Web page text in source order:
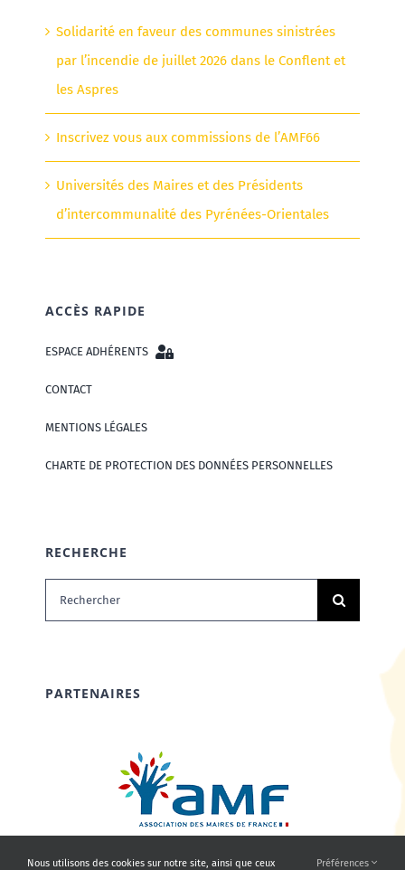
Solidarité en faveur des communes sinistrées
par l’incendie de juillet 2026 dans le Conflent et
les Aspres
Inscrivez vous aux commissions de l’AMF66
Universités des Maires et des Présidents
d’intercommunalité des Pyrénées-Orientales
ACCÈS RAPIDE
ESPACE ADHÉRENTS
CONTACT
MENTIONS LÉGALES
CHARTE DE PROTECTION DES DONNÉES PERSONNELLES
RECHERCHE
Rechercher:
PARTENAIRES
Nous utilisons des cookies sur notre site, ainsi que ceux Préférences